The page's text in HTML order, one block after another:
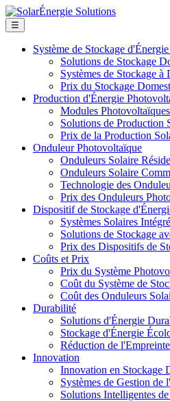
☰
Système de Stockage
Solutions de Stockage
Systèmes de Stockage à
Prix du Stockage
Production d'Énergie
Modules Photovoltaïques
Solutions de Production
Prix de la Production
Onduleur Photovoltaïque
Onduleurs Solaire
Onduleurs Solaire
Technologie des
Prix des Onduleurs
Dispositif de Stockage
Systèmes Solaires
Solutions de Stockage
Prix des Dispositifs de
Coûts et Prix
Prix du Système
Coût du Système de
Coût des Onduleurs
Durabilité
Solutions d'Énergie
Stockage d'Énergie
Réduction de
Innovation
Innovation en Stockage
Systèmes de Gestion de
Solutions Intelligentes